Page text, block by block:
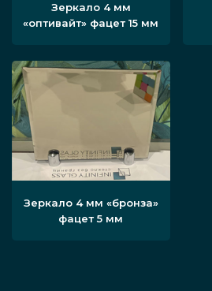
Зеркало 4 мм
«оптивайт» фацет 15 мм
Зеркало 4 мм «бронза»
фацет 5 мм